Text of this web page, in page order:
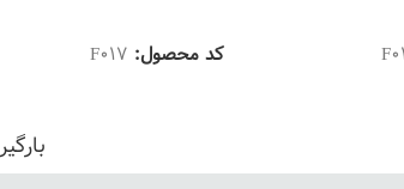
کد محصول: F017